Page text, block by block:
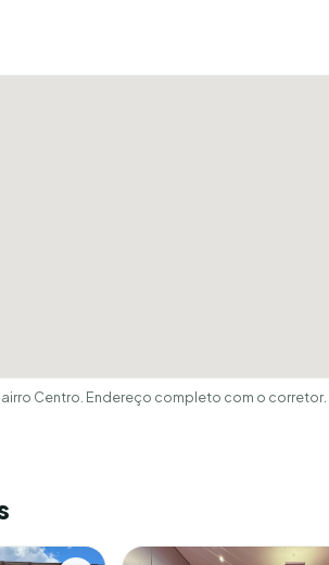
Centro. Endereço completo com o corretor.